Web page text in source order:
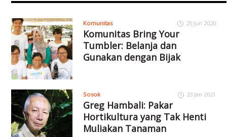
Komunitas 25 Jun 2020
Komunitas Bring Your
Tumbler: Belanja dan
Gunakan dengan Bijak
Sosok 23 Jan 2021
Greg Hambali: Pakar
Hortikultura yang Tak Henti
Muliakan Tanaman